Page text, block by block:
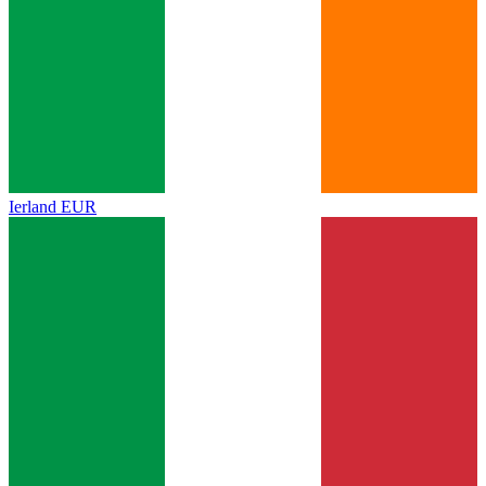
Ierland EUR